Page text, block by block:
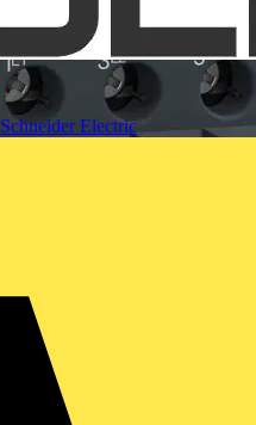
Schneider Electric